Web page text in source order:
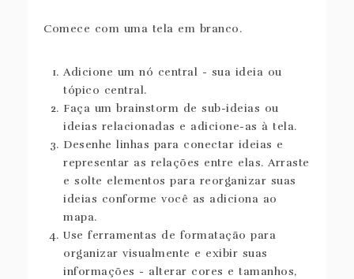
Comece com uma tela em branco.
Adicione um nó central - sua ideia ou
tópico central.
Faça um brainstorm de sub-ideias ou
ideias relacionadas e adicione-as à tela.
Desenhe linhas para conectar ideias e
representar as relações entre elas. Arraste
e solte elementos para reorganizar suas
ideias conforme você as adiciona ao
mapa.
Use ferramentas de formatação para
organizar visualmente e exibir suas
informações - alterar cores e tamanhos,